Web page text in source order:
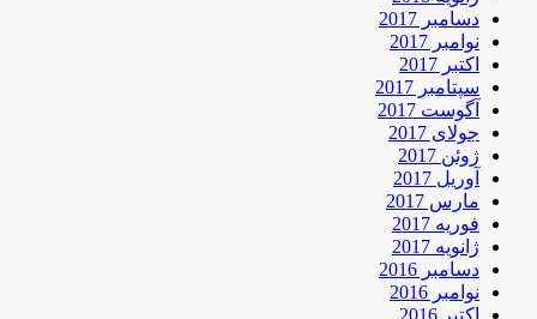
دسامبر 2017
نوامبر 2017
اکتبر 2017
سپتامبر 2017
آگوست 2017
جولای 2017
ژوئن 2017
آوریل 2017
مارس 2017
فوریه 2017
ژانویه 2017
دسامبر 2016
نوامبر 2016
اکتبر 2016